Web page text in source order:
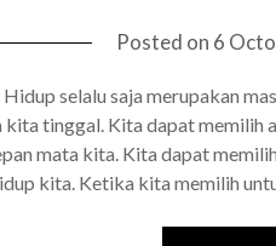
Posted on 6
selalu saja merupakan
tinggal. Kita dapat memilih
mata kita. Kita dapat
kita. Ketika kita memilih